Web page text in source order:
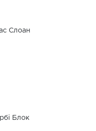
Слоан
Блок